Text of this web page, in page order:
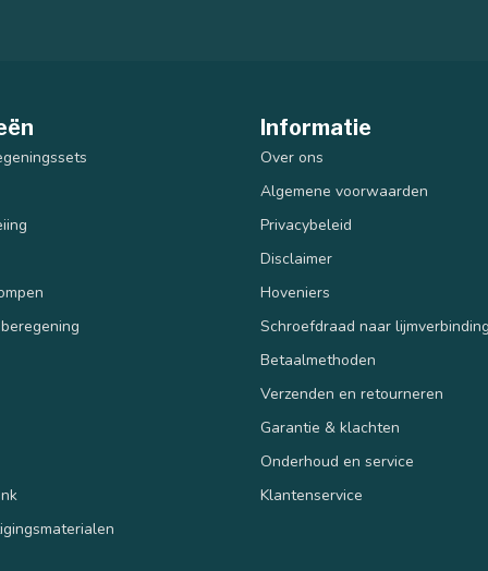
Informatie
Over ons
Algemene voorwaarden
Privacybeleid
Disclaimer
Hoveniers
Schroefdraad naar
Betaalmethoden
Verzenden en retourneren
Garantie & klachten
Onderhoud en service
Klantenservice